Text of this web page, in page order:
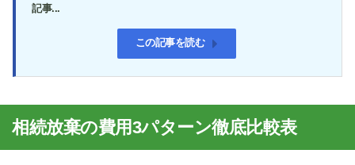
記事...
この記事を読む
相続放棄の費用3パターン徹底比較表